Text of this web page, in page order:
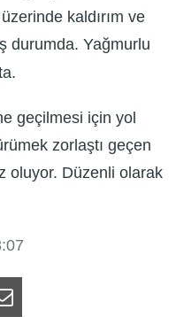
kaldırım ve
durumda. Yağmurlu
geçilmesi için yol
zorlaştı geçen
oluyor. Düzenli olarak